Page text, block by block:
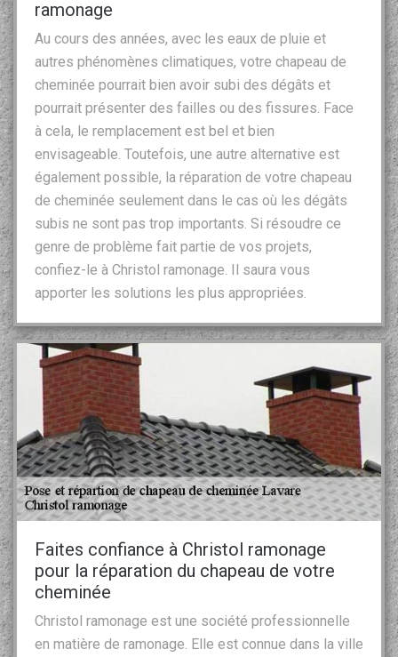
ramonage
Au cours des années, avec les eaux de pluie et
autres phénomènes climatiques, votre chapeau de
cheminée pourrait bien avoir subi des dégâts et
pourrait présenter des failles ou des fissures. Face
à cela, le remplacement est bel et bien
envisageable. Toutefois, une autre alternative est
également possible, la réparation de votre chapeau
de cheminée seulement dans le cas où les dégâts
subis ne sont pas trop importants. Si résoudre ce
genre de problème fait partie de vos projets,
confiez-le à Christol ramonage. Il saura vous
apporter les solutions les plus appropriées.
Faites confiance à Christol ramonage
pour la réparation du chapeau de votre
cheminée
Christol ramonage est une société professionnelle
en matière de ramonage. Elle est connue dans la ville